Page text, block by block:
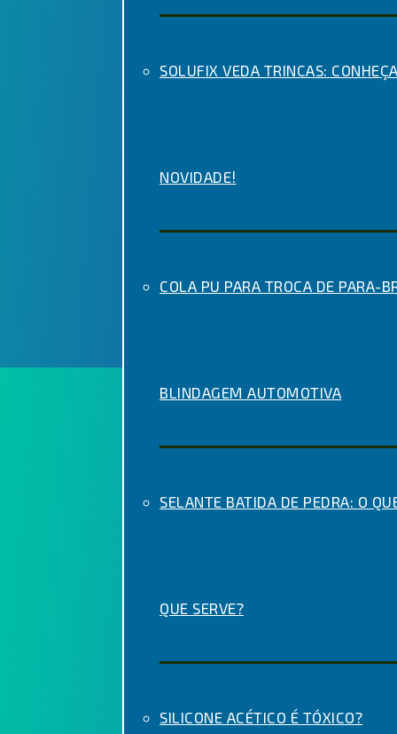
SOLUFIX VEDA TRINCAS:
NOVIDADE!
COLA PU PARA TROCA DE PARA-
BLINDAGEM AUTOMOTIVA
SELANTE BATIDA DE PEDRA: O
QUE SERVE?
SILICONE ACÉTICO É TÓXICO?